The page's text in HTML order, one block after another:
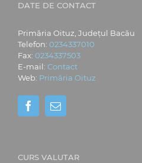
DATE DE CONTACT
Primăria Oituz, Județul Bacău
Telefon: 0234337010
Fax: 0234337503
E-mail: Contact
Web: Primăria Oituz
CURS VALUTAR